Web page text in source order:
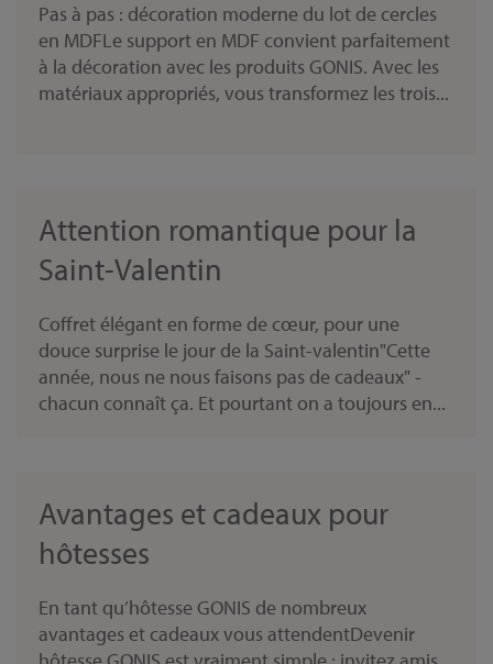
Pas à pas : décoration moderne du lot de cercles
en MDFLe support en MDF convient parfaitement
à la décoration avec les produits GONIS. Avec les
matériaux appropriés, vous transformez les trois...
Attention romantique pour la
Saint-Valentin
Coffret élégant en forme de cœur, pour une
douce surprise le jour de la Saint-valentin"Cette
année, nous ne nous faisons pas de cadeaux" -
chacun connaît ça. Et pourtant on a toujours en...
Avantages et cadeaux pour
hôtesses
En tant qu’hôtesse GONIS de nombreux
avantages et cadeaux vous attendentDevenir